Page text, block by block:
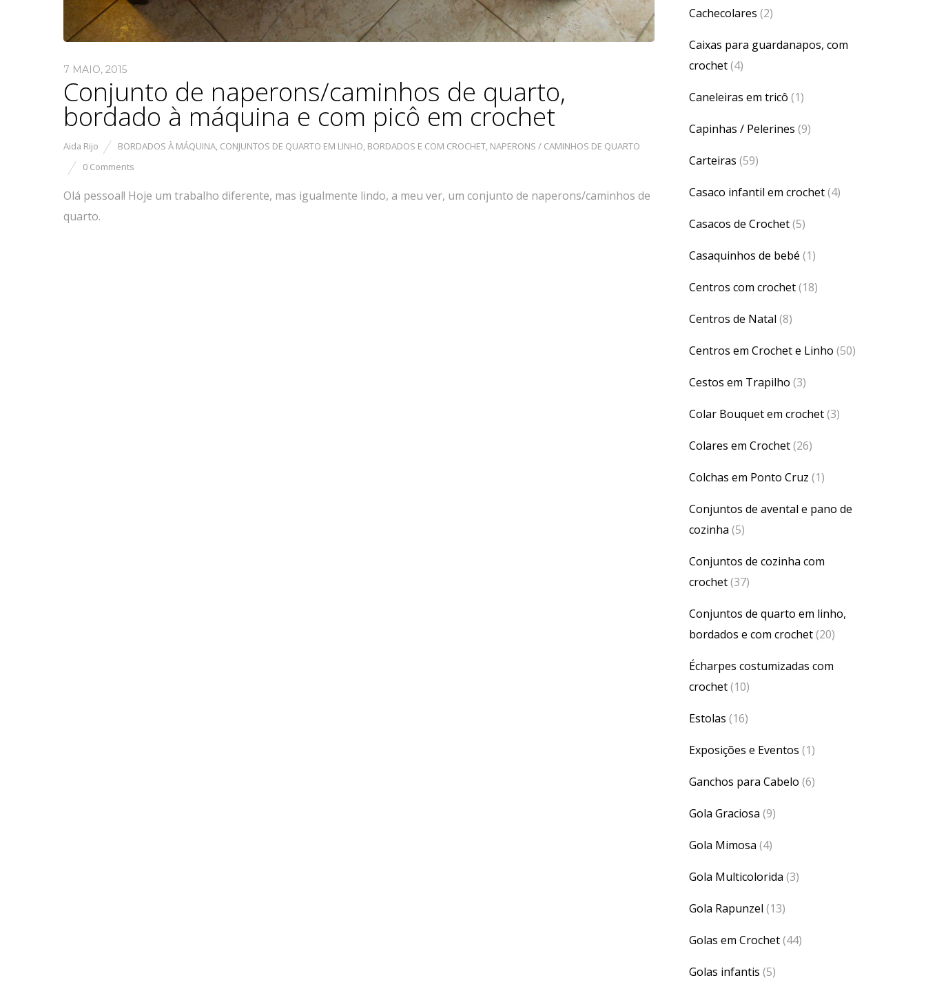
7 MAIO, 2015
Conjunto de naperons/caminhos de quarto,
bordado à máquina e com picô em crochet
Aida Rijo BORDADOS À MÁQUINA, CONJUNTOS DE QUARTO EM LINHO, BORDADOS E COM CROCHET, NAPERONS / CAMINHOS DE QUARTO
0 Comments
Olá pessoal! Hoje um trabalho diferente, mas igualmente lindo, a meu ver, um conjunto de naperons/caminhos de
quarto.
Cachecolares (2)
Caixas para guardanapos, com
crochet(4)
Caneleiras em tricô (1)
Capinhas / Pelerines (9)
Carteiras (59)
Casaco infantil em crochet(4)
Casacos de Crochet(5)
Casaquinhos de bebé (1)
Centros com crochet(18)
Centros de Natal (8)
Centros em Crochet e Linho (50)
Cestos em Trapilho (3)
Colar Bouquet em crochet(3)
Colares em Crochet(26)
Colchas em Ponto Cruz (1)
Conjuntos de avental e pano de
cozinha (5)
Conjuntos de cozinha com
crochet(37)
Conjuntos de quarto em linho,
bordados e com crochet(20)
Écharpes costumizadas com
crochet(10)
Estolas (16)
Exposições e Eventos (1)
Ganchos para Cabelo (6)
Gola Graciosa (9)
Gola Mimosa (4)
Gola Multicolorida (3)
Gola Rapunzel (13)
Golas em Crochet(44)
Golas infantis (5)